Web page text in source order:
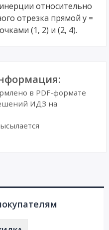
относительно
отрезка прямой y =
(1, 2) и (2, 4).
в PDF-формате
ИДЗ на